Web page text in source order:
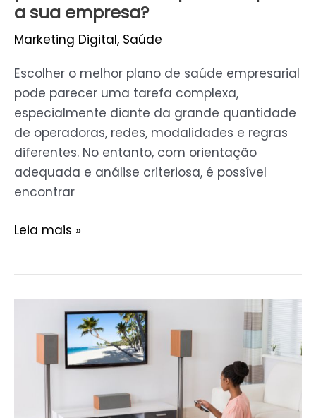
a sua empresa?
Marketing Digital, Saúde
Escolher o melhor plano de saúde empresarial
pode parecer uma tarefa complexa,
especialmente diante da grande quantidade
de operadoras, redes, modalidades e regras
diferentes. No entanto, com orientação
adequada e análise criteriosa, é possível
encontrar
empresa?
Leia mais »
Recarregar
Express